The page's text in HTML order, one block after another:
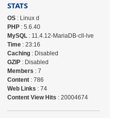
STATS
OS: Linux d
PHP: 5.6.40
MySQL: 11.4.12-MariaDB-cll-lve
Time: 23:16
Caching: Disabled
GZIP: Disabled
Members : 7
Content: 786
Web Links : 74
Content View Hits : 20004674